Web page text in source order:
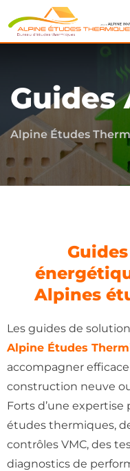
Guides
Alpine Études
Alpines
Les guides de
Alpine Études
accompagner
construction neuve
Forts d’une
études thermiques,
contrôles VMC, des
diagnostics de